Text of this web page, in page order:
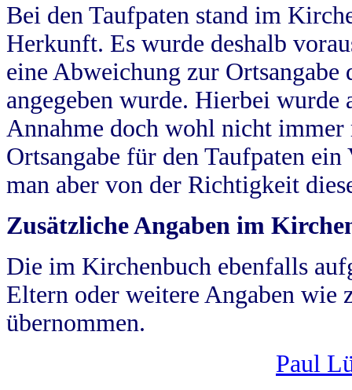
Bei den Taufpaten stand im
Herkunft. Es wurde deshalb
eine Abweichung zur
angegeben wurde. Hierbei wurde
Annahme doch wohl nicht
Ortsangabe für den Taufpaten
man aber von der Richtigkeit
Zusätzliche Angaben im
Die im Kirchenbuch ebenfalls
Eltern oder weitere Angaben wie
übernommen.
Paul